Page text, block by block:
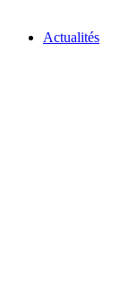
Actualités